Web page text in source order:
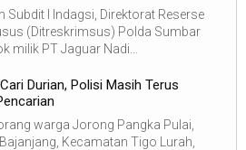
Subdit I Indagsi, Direktorat Reserse
(Ditreskrimsus) Polda Sumbar
milik PT Jaguar Nadi...
Durian, Polisi Masih Terus
warga Jorong Pangka Pulai,
Kecamatan Tigo Lurah,